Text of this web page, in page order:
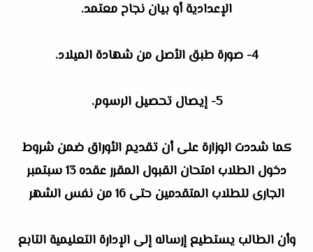
الإعدادية أو بيان نجاح معتمد.
4- صورة طبق الأصل من شهادة الميلاد.
5- إيصال تحصيل الرسوم.
كما شددت الوزارة على أن تقديم الأوراق ضمن شروط
دخول الطلاب امتحان القبول المقرر عقده 13 سبتمبر
الجارى للطلاب المتقدمين حتى 16 من نفس الشهر
وأن الطالب يستطيع إرساله إلى الإدارة التعليمية التابع